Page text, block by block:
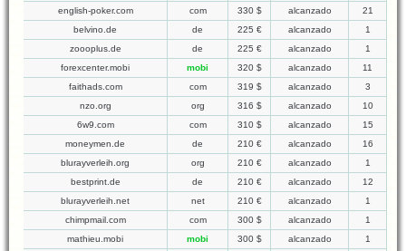
english-poker.com
com 330 $ alcanzado
21
belvino.de
de 225 € alcanzado
1
zoooplus.de
de 225 € alcanzado
1
forexcenter.mobi
mobi 320 $ alcanzado
11
faithads.com
com 319 $ alcanzado
3
nzo.org
org 316 $ alcanzado
10
6w9.com
com 310 $ alcanzado
15
moneymen.de
de 210 € alcanzado
16
blurayverleih.org
org 210 € alcanzado
1
bestprint.de
de 210 € alcanzado
12
blurayverleih.net
net 210 € alcanzado
1
chimpmail.com
com 300 $ alcanzado
1
mathieu.mobi
mobi 300 $ alcanzado
1